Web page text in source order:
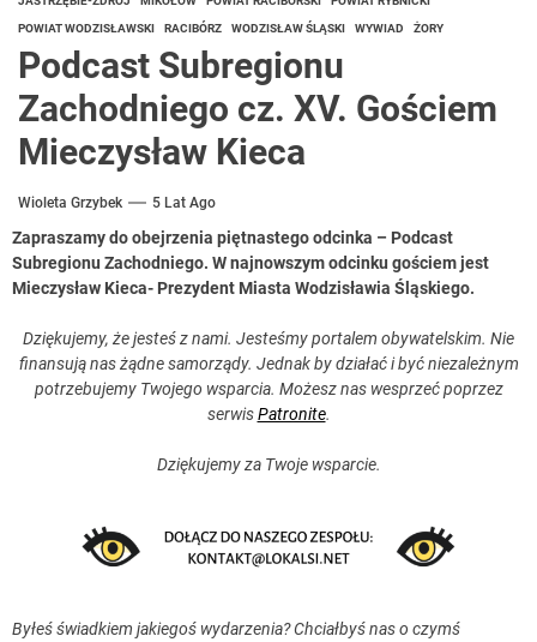
POWIAT WODZISŁAWSKI RACIBÓRZ WODZISŁAW ŚLĄSKI WYWIAD ŻORY
Podcast Subregionu
Zachodniego cz. XV. Gościem
Mieczysław Kieca
Wioleta Grzybek 5 Lat Ago
Zapraszamy do obejrzenia piętnastego odcinka – Podcast
Subregionu Zachodniego. W najnowszym odcinku gościem jest
Mieczysław Kieca- Prezydent Miasta Wodzisławia Śląskiego.
Dziękujemy, że jesteś z nami. Jesteśmy portalem obywatelskim. Nie
finansują nas żądne samorządy. Jednak by działać i być niezależnym
potrzebujemy Twojego wsparcia. Możesz nas wesprzeć poprzez
serwisPatronite.
Dziękujemy za Twoje wsparcie.
Byłeś świadkiem jakiegoś wydarzenia? Chciałbyś nas o czymś